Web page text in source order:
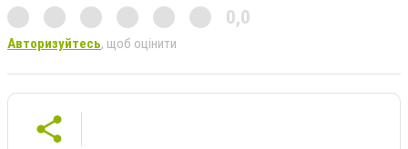
0,0
Авторизуйтесь, щоб оцінити